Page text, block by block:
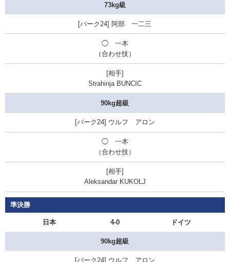
73kg級
阿部 一二三
◯ 一本
（合わせ技）
Strahinja BUNCIC
90kg超級
ウルフ アロン
◯ 一本
（合わせ技）
Aleksandar KUKOLJ
準決勝
日本 4-0 ドイツ
90kg超級
ウルフ アロン